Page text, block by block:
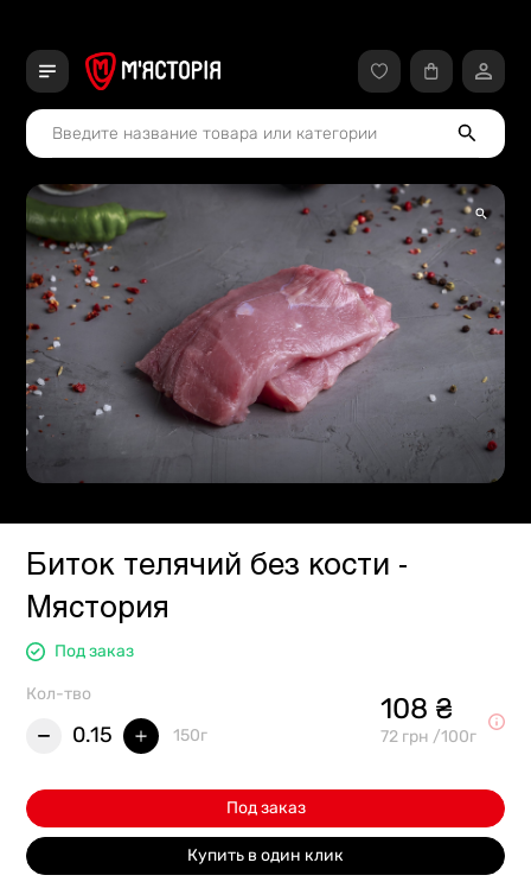
Биток телячий без кости -
Мястория
Под заказ
Кол-тво
0.15 150г
108 ₴
72 грн /100г
Под заказ
Купить в один клик